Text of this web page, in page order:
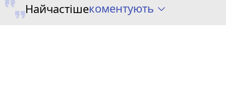
Найчастішекоментують